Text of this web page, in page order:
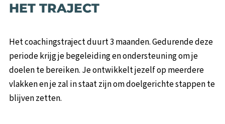
HET TRAJECT
Het coachingstraject duurt 3 maanden. Gedurende deze
periode krijg je begeleiding en ondersteuning om je
doelen te bereiken. Je ontwikkelt jezelf op meerdere
vlakken en je zal in staat zijn om doelgerichte stappen te
blijven zetten.